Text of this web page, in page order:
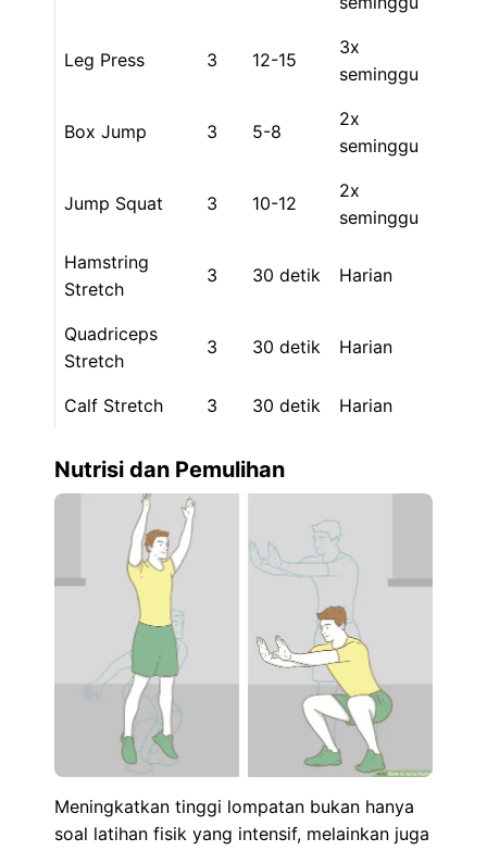
Leg Press 3 12-15
3x
seminggu
Box Jump 3 5-8
2x
seminggu
Jump Squat 3 10-12
2x
seminggu
Hamstring
Stretch
3 30 detik Harian
Quadriceps
Stretch
3 30 detik Harian
Calf Stretch 3 30 detik Harian
Nutrisi dan Pemulihan
Meningkatkan tinggi lompatan bukan hanya
soal latihan fisik yang intensif, melainkan juga